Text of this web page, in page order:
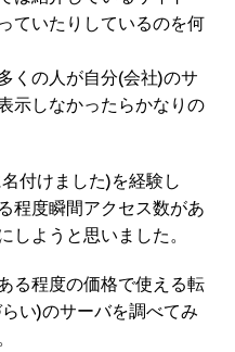
ていたりしているのを何
くの人が自分(会社)のサ
示しなかったらかなりの
付けました)を経験し
程度瞬間アクセス数があ
しようと思いました。
る程度の価格で使える転
い)のサーバを調べてみ